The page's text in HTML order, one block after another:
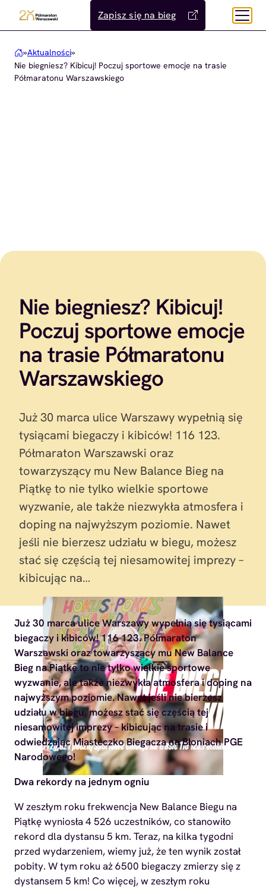
Zapisz się na bieg
»Aktualności»
Nie biegniesz? Kibicuj! Poczuj sportowe emocje na trasie
Półmaratonu Warszawskiego
Nie biegniesz? Kibicuj!
Poczuj sportowe emocje
na trasie Półmaratonu
Warszawskiego
Już 30 marca ulice Warszawy wypełnią się
tysiącami biegaczy i kibiców! 116 123.
Półmaraton Warszawski oraz
towarzyszący mu New Balance Bieg na
Piątkę to nie tylko wielkie sportowe
wyzwanie, ale także niezwykła atmosfera i
doping na najwyższym poziomie. Nawet
jeśli nie bierzesz udziału w biegu, możesz
stać się częścią tej niesamowitej imprezy –
kibicując na…
Już 30 marca ulice Warszawy wypełnią się tysiącami
biegaczy i kibiców! 116 123. Półmaraton
Warszawski oraz towarzyszący mu New Balance
Bieg na Piątkę to nie tylko wielkie sportowe
wyzwanie, ale także niezwykła atmosfera i doping na
najwyższym poziomie. Nawet jeśli nie bierzesz
udziału w biegu, możesz stać się częścią tej
niesamowitej imprezy – kibicując na trasie i
odwiedzając Miasteczko Biegacza na Błoniach PGE
Narodowego!
Dwa rekordy na jednym ogniu
W zeszłym roku frekwencja New Balance Biegu na
Piątkę wyniosła 4 526 uczestników, co stanowiło
rekord dla dystansu 5 km. Teraz, na kilka tygodni
przed wydarzeniem, wiemy już, że ten wynik został
pobity. W tym roku aż 6500 biegaczy zmierzy się z
dystansem 5 km! Co więcej, w zeszłym roku